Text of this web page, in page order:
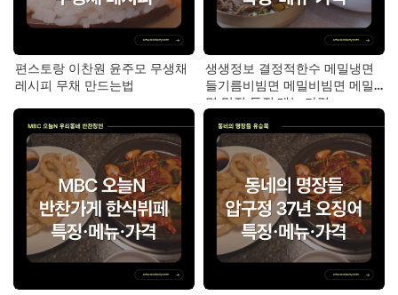
편스토랑 이찬원 윤주모 무생채
레시피 무채 만드는법
생생정보 결정적한수 메밀냉면
들기름비빔면 메밀비빔면 메밀
면 맛집 특징·메뉴·가격